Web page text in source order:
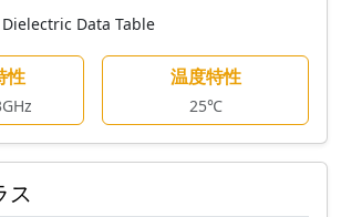
Data Table
性 温度特性
25℃
ス